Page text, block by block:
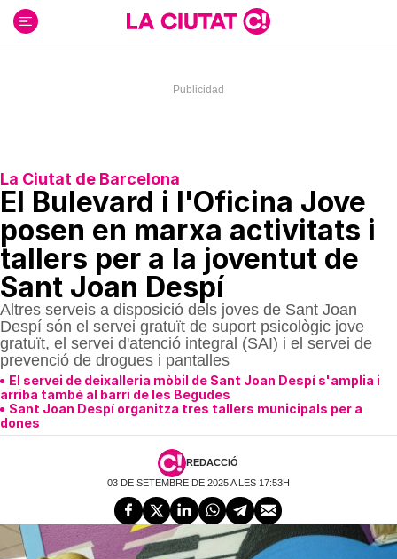
contenido
La Ciutat de Barcelona
El Bulevard i l'Oficina Jove
posen en marxa activitats i
tallers per a la joventut de
Sant Joan Despí
Altres serveis a disposició dels joves de Sant Joan
Despí són el servei gratuït de suport psicològic jove
gratuït, el servei d'atenció integral (SAI) i el servei de
prevenció de drogues i pantalles
El servei de deixalleria mòbil de Sant Joan Despí s'amplia i
arriba també al barri de les Begudes
Sant Joan Despí organitza tres tallers municipals per a
dones
REDACCIÓ
03 DE SETEMBRE DE 2025 A LES 17:53H